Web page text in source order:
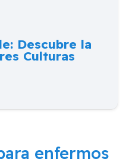
Descubre la
Culturas
enfermos